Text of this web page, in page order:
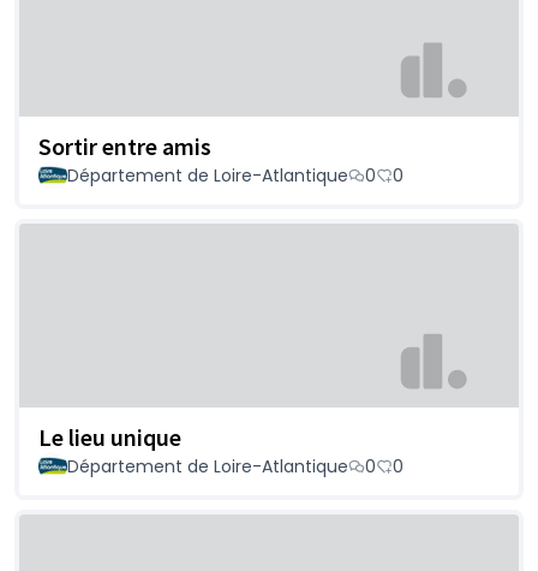
Sortir entre amis
Département de Loire-Atlantique 0 0
Le lieu unique
Département de Loire-Atlantique 0 0